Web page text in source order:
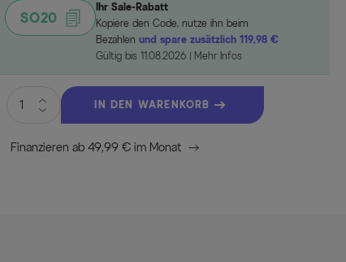
SO20
Ihr Sale-Rabatt
Kopiere den Code, nutze ihn beim
Bezahlenund spare zusätzlich 119,98 €
Gültig bis 11.08.2026
Mehr Infos
IN DEN WARENKORB
Finanzieren ab 49,99 € im Monat